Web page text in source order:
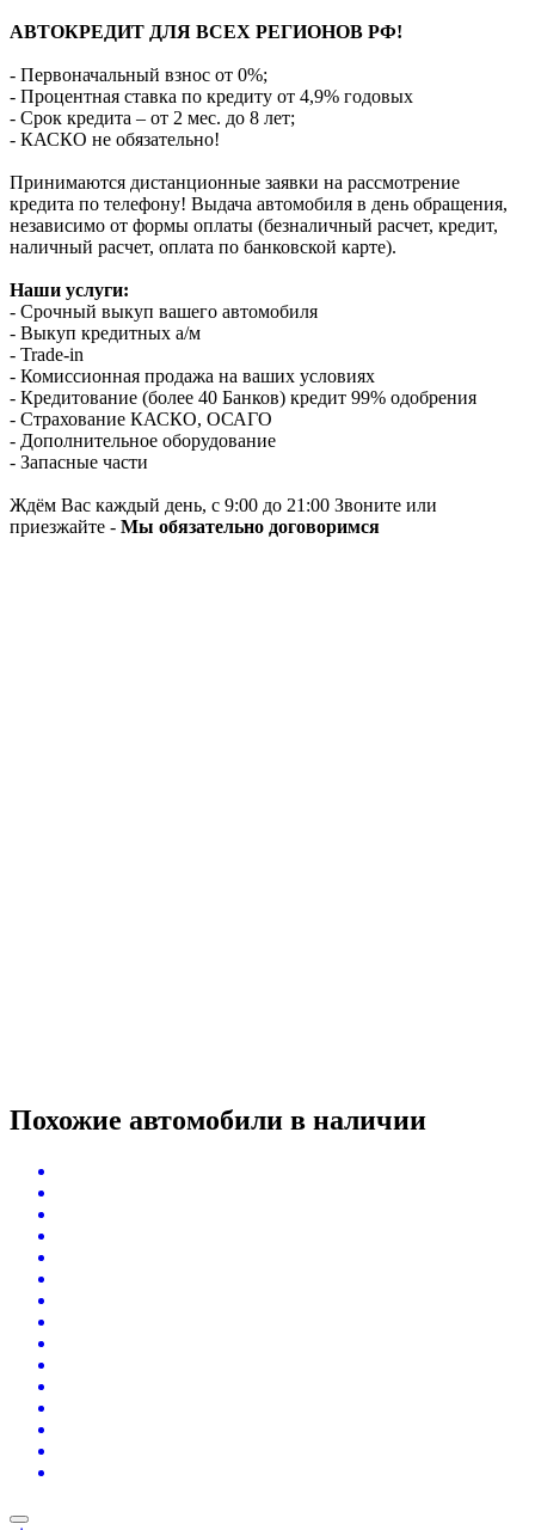
АВТОКРЕДИТ ДЛЯ ВСЕХ РЕГИОНОВ РФ!
- Первоначальный взнос от 0%;
- Процентная ставка по кредиту от 4,9% годовых
- Срок кредита – от 2 мес. до 8 лет;
- КАСКО не обязательно!
Принимаются дистанционные заявки на рассмотрение
кредита по телефону! Выдача автомобиля в день обращения,
независимо от формы оплаты (безналичный расчет, кредит,
наличный расчет, оплата по банковской карте).
Наши услуги:
- Срочный выкуп вашего автомобиля
- Выкуп кредитных а/м
- Trade-in
- Комиссионная продажа на ваших условиях
- Кредитование (более 40 Банков) кредит 99% одобрения
- Страхование КАСКО, ОСАГО
- Дополнительное оборудование
- Запасные части
Ждём Вас каждый день, с 9:00 до 21:00 Звоните или
приезжайте - Мы обязательно договоримся
Похожие автомобили в наличии